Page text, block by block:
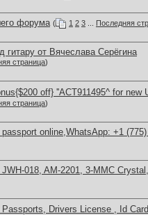
форума ( 1 2 3
Последняя
гитару от Вячеслава Серёгина
страница)
off} ''ACT911495^ for new
страница)
online,WhatsApp: +1
018, AM-2201, 3-MMC
Drivers License , Id